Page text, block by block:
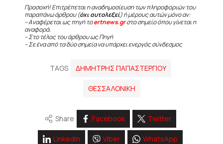
Προσοχή! Επιτρέπεται η αναδημοσίευση των πληροφοριών του
παραπάνω άρθρου (όχι αυτολεξεί) ή μέρους αυτών μόνο αν:
– Αναφέρεται ως πηγή τοertnews.grστο σημείο όπου γίνεται η
αναφορά.
– Στο τέλος του άρθρου ως Πηγή
– Σε ένα από τα δύο σημεία να υπάρχει ενεργός σύνδεσμος
TAGS ΔΗΜΗΤΡΗΣ ΠΑΠΑΣΤΕΡΓΙΟΥ
ΘΕΣΣΑΛΟΝΙΚΗ
Share Facebook Twitter
Linkedin Viber WhatsApp